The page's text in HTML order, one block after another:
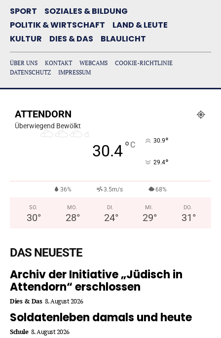
SPORT
SOZIALES & BILDUNG
POLITIK & WIRTSCHAFT
LAND & LEUTE
KULTUR
DIES & DAS BLAULICHT
ÜBER UNS KONTAKT WEBCAMS
COOKIE-RICHTLINIE
DATENSCHUTZ
IMPRESSUM
ATTENDORN
Überwiegend Bewölkt
30.4°C 30.9°
29.4°
36% 3.5m/s 68%
SO.
30°
MO.
28°
DI.
24°
MI.
29°
DO.
31 °
DAS NEUESTE
Archiv der Initiative „Jüdisch in
Attendorn“ erschlossen
Dies & Das 8. August 2026
Soldatenleben damals und heute
Schule 8. August 2026